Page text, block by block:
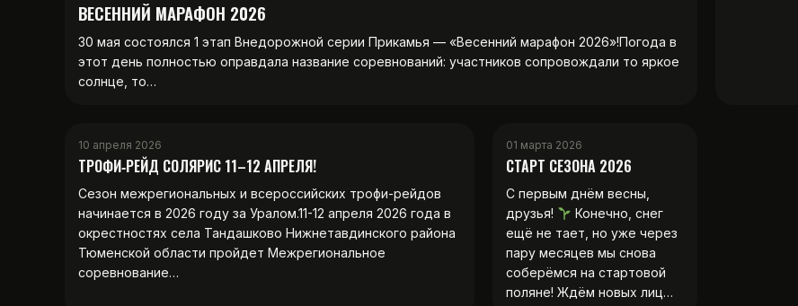
ВЕСЕННИЙ МАРАФОН 2026
30 мая состоялся 1 этап Внедорожной серии Прикамья — «Весенний марафон 2026»!Погода в
этот день полностью оправдала название соревнований: участников сопровождали то яркое
солнце, то…
10 апреля 2026
ТРОФИ‑РЕЙД СОЛЯРИС 11–12 АПРЕЛЯ!
Сезон межрегиональных и всероссийских трофи-рейдов
начинается в 2026 году за Уралом.11-12 апреля 2026 года в
окрестностях села Тандашково Нижнетавдинского района
Тюменской области пройдет Межрегиональное
соревнование…
01 марта 2026
СТАРТ СЕЗОНА 2026
С первым днём весны,
друзья!
Конечно, снег
ещё не тает, но уже через
пару месяцев мы снова
соберёмся на стартовой
поляне! Ждём новых лиц…